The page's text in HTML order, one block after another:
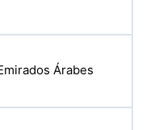
Árabes